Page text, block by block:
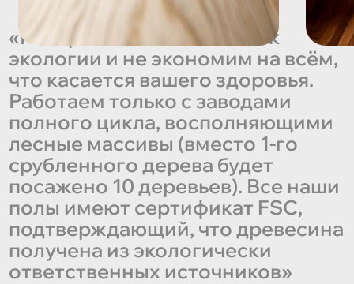
«Мы трепетно относимся к
экологии и не экономим на всём,
что касается вашего здоровья.
Работаем только с заводами
полного цикла, восполняющими
лесные массивы (вместо 1-го
срубленного дерева будет
посажено 10 деревьев). Все наши
полы имеют сертификат FSC,
подтверждающий, что древесина
получена из экологически
ответственных источников»